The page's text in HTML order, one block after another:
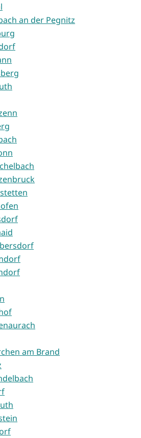
an der Pegnitz
am Brand